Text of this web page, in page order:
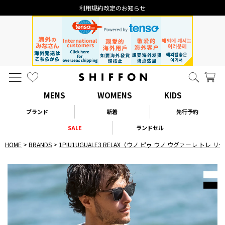
利用規約改定のお知らせ
MENS WOMENS KIDS
ブランド 新着
先行予約
SALE
ランドセル
HOME BRANDS 1PIU1UGUALE3 RELAX（ウノ ピゥ ウノ ウグァーレ トレ リ